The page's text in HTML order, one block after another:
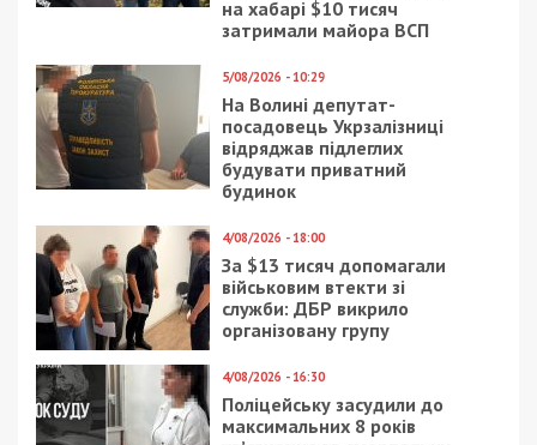
6/03/2026 - 8:25
Ворог атакував три
райони
Дніпропетровщини
РСЗВ “Ураган”, БпЛА та
артилерією: є
поранені, серед них –
дитина
15/09/2018 - 14:54
рассмотрения петиции
к Кабмину